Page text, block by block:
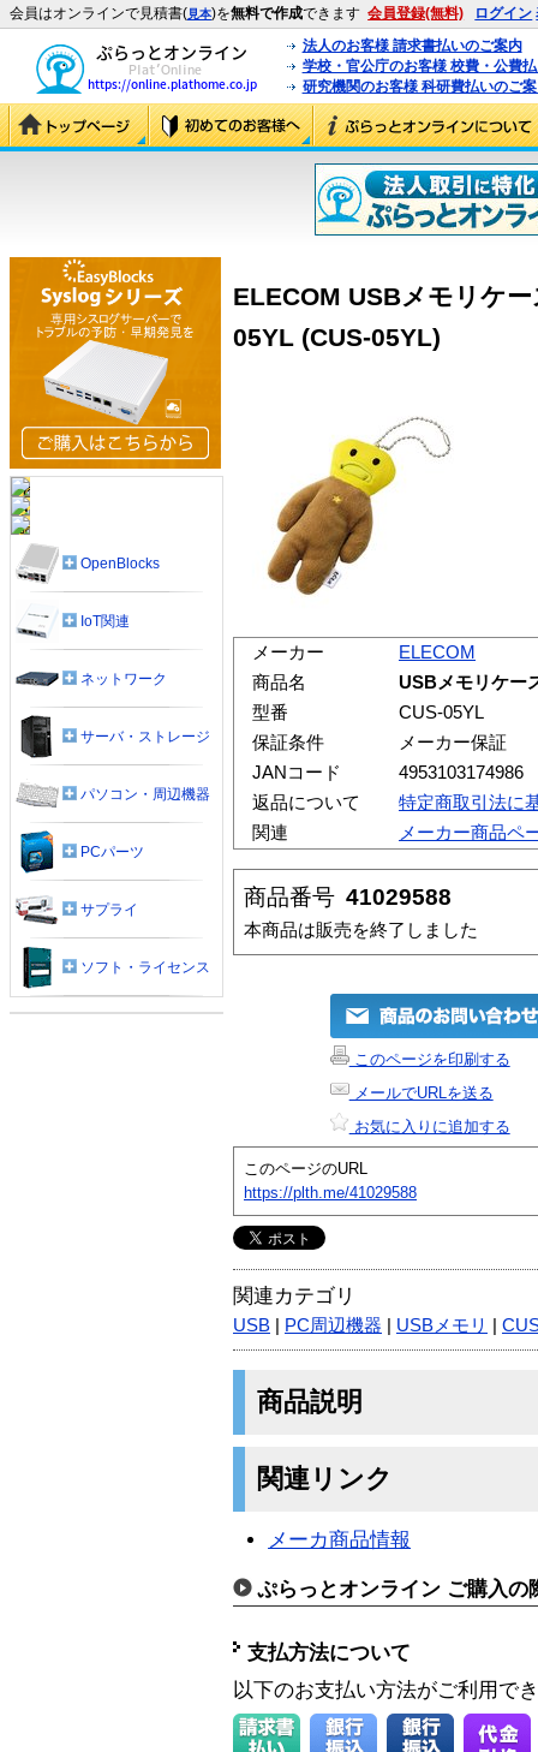
会員はオンラインで見積書(見本)を無料で作成できます 会員登録(無料) ログイン
法人のお客様 請求書払いのご案内
学校・官公庁のお客様 校費・公費
研究機関のお客様 科研費払いのご
ELECOM USBメモリケ
05YL (CUS-05YL)
メーカー
ELECOM
商品名
USBメモリケー
型番
CUS-05YL
保証条件
メーカー保証
JANコード
4953103174986
返品について
特定商取引法に
関連
メーカー商品ペ
商品番号 41029588
本商品は販売を終了しました
このページを印刷する
メールでURLを送る
お気に入りに追加する
このページのURL
https://plth.me/41029588
関連カテゴリ
USB PC周辺機器 USBメモリ
商品説明
関連リンク
メーカ商品情報
ぷらっとオンライン ご購入の
支払方法について
以下のお支払い方法がご利用で
OpenBlocks
IoT関連
ネットワーク
サーバ・ストレージ
パソコン・周辺機器
PCパーツ
サプライ
ソフト・ライセンス